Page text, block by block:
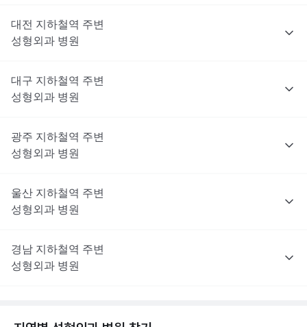
대전 지하철역 주변
성형외과 병원
대구 지하철역 주변
성형외과 병원
광주 지하철역 주변
성형외과 병원
울산 지하철역 주변
성형외과 병원
경남 지하철역 주변
성형외과 병원